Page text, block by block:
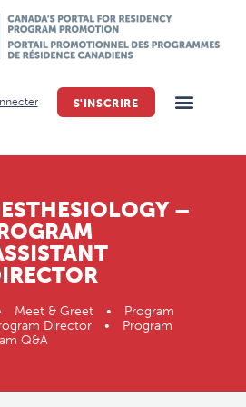
S'INSCRIRE
–
Meet & Greet • Program
Director • Program
Q&A